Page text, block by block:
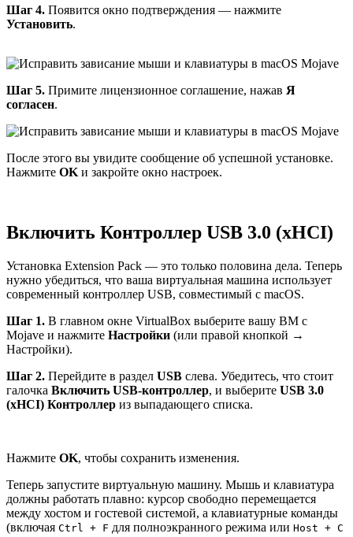
Шаг 4. Появится окно подтверждения — нажмите
Установить.
Шаг 5. Примите лицензионное соглашение, нажав Я
согласен.
После этого вы увидите сообщение об успешной установке.
Нажмите OK и закройте окно настроек.
Включить Контроллер USB 3.0 (xHCI)
Установка Extension Pack — это только половина дела. Теперь
нужно убедиться, что ваша виртуальная машина использует
современный контроллер USB, совместимый с macOS.
Шаг 1. В главном окне VirtualBox выберите вашу ВМ с
Mojave и нажмите Настройки (или правой кнопкой →
Настройки).
Шаг 2. Перейдите в раздел USB слева. Убедитесь, что стоит
галочка Включить USB-контроллер, и выберите USB 3.0
(xHCI) Контроллер из выпадающего списка.
Нажмите OK, чтобы сохранить изменения.
Теперь запустите виртуальную машину. Мышь и клавиатура
должны работать плавно: курсор свободно перемещается
между хостом и гостевой системой, а клавиатурные команды
(включая Ctrl + F для полноэкранного режима или Host + C